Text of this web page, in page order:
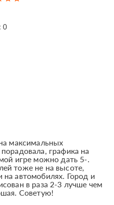
0
максимальных
графика на
игре можно дать 5-.
тоже не на высоте,
на автомобилях. Город и
в раза 2-3 лучше чем
Советую!